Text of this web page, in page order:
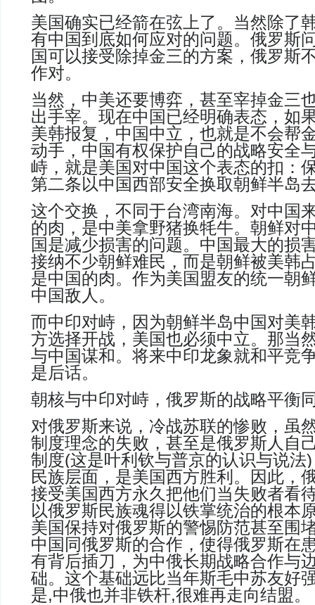
美国确实已经箭在弦上了。当然除了
有中国到底如何应对的问题。俄罗斯
国可以接受除掉金三的方案，俄罗斯
作对。
当然，中美还要博弈，甚至宰掉金三
出手宰。现在中国已经明确表态，如
美韩报复，中国中立，也就是不会帮
动手，中国有权保护自己的战略安全
峙，就是美国对中国这个表态的扣：
第二条以中国西部安全换取朝鲜半岛
这个交换，不同于台湾南海。对中国
的肉，是中美拿野猪换牦牛。朝鲜对
国是减少损害的问题。中国最大的损
接纳不少朝鲜难民，而是朝鲜被美韩
是中国的肉。作为美国盟友的统一朝
中国敌人 。
而中印对峙，因为朝鲜半岛中国对美
方选择开战，美国也必须中立。那当
与中国谋和。将来中印龙象就和平竞
是后话。
朝核与中印对峙，俄罗斯的战略平衡
对俄罗斯来说，冷战苏联的惨败，虽
制度理念的失败，甚至是俄罗斯人自
制度(这是叶利钦与普京的认识与说法)
民族层面，是美国西方胜利。因此，
接受美国西方永久把他们当失败者看
以俄罗斯民族魂得以铁掌统治的根本
美国保持对俄罗斯的警惕防范甚至围
中国同俄罗斯的合作，使得俄罗斯在
有背后插刀，为中俄长期战略合作与
础。这个基础远比当年斯毛中苏友好
是,中俄也并非铁杆,很难再走向结盟。